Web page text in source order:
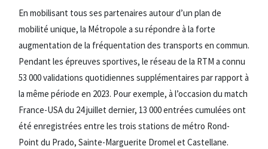
En mobilisant tous ses partenaires autour d’un plan de
mobilité unique, la Métropole a su répondre à la forte
augmentation de la fréquentation des transports en commun.
Pendant les épreuves sportives, le réseau de la RTM a connu
53 000 validations quotidiennes supplémentaires par rapport à
la même période en 2023. Pour exemple, à l’occasion du match
France-USA du 24 juillet dernier, 13 000 entrées cumulées ont
été enregistrées entre les trois stations de métro Rond-
Point du Prado, Sainte-Marguerite Dromel et Castellane.